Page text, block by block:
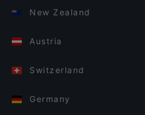
New Zealand
Austria
Switzerland
Germany